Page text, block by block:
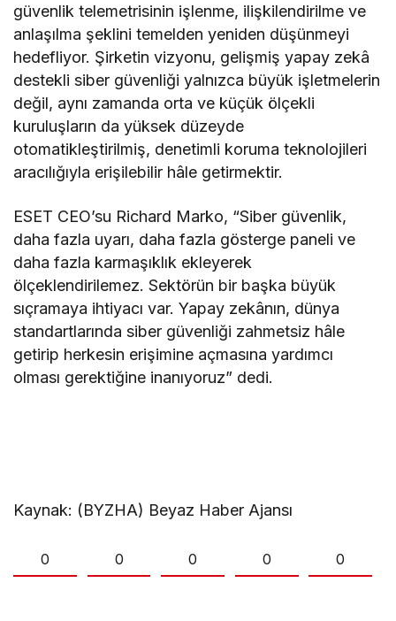
güvenlik telemetrisinin işlenme, ilişkilendirilme ve
anlaşılma şeklini temelden yeniden düşünmeyi
hedefliyor. Şirketin vizyonu, gelişmiş yapay zekâ
destekli siber güvenliği yalnızca büyük işletmelerin
değil, aynı zamanda orta ve küçük ölçekli
kuruluşların da yüksek düzeyde
otomatikleştirilmiş, denetimli koruma teknolojileri
aracılığıyla erişilebilir hâle getirmektir.
ESET CEO’su Richard Marko, “Siber güvenlik,
daha fazla uyarı, daha fazla gösterge paneli ve
daha fazla karmaşıklık ekleyerek
ölçeklendirilemez. Sektörün bir başka büyük
sıçramaya ihtiyacı var. Yapay zekânın, dünya
standartlarında siber güvenliği zahmetsiz hâle
getirip herkesin erişimine açmasına yardımcı
olması gerektiğine inanıyoruz” dedi.
Kaynak: (BYZHA) Beyaz Haber Ajansı
0 0 0 0 0